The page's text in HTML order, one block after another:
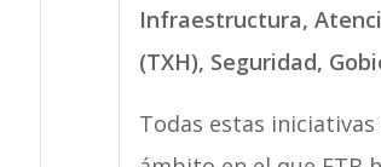
Infraestructura,
(TXH), Seguridad,
Todas estas